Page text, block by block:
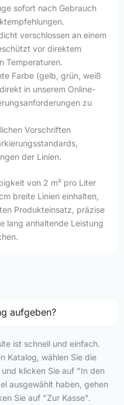
sofort nach Gebrauch
verschlossen an einem
vor direktem
Temperaturen.
Farbe (gelb, grün, weiß
in unserem Online-
zu
Vorschriften
der Linien.
von 2 m² pro Liter
breite Linien einhalten,
Produkteinsatz, präzise
lang anhaltende Leistung
aufgeben?
ist schnell und einfach.
Katalog, wählen Sie die
klicken Sie auf "In den
ausgewählt haben, gehen
Sie auf "Zur Kasse".